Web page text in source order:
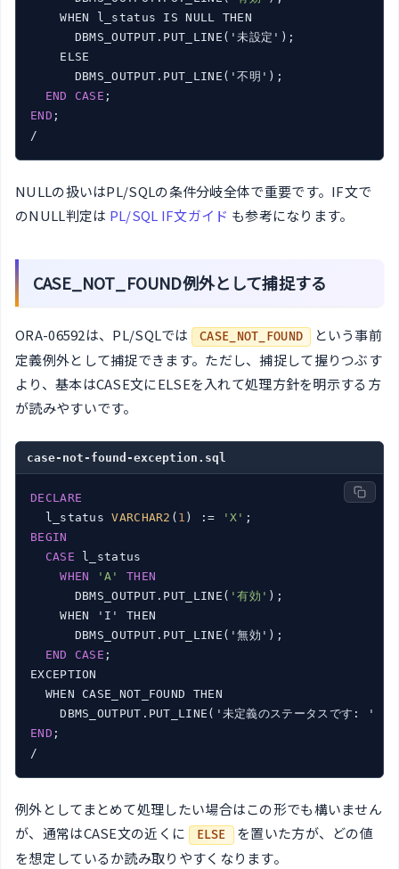
    WHEN l_status IS NULL THEN
      DBMS_OUTPUT.PUT_LINE('未設定');
    ELSE
      DBMS_OUTPUT.PUT_LINE('不明');
END
CASE
END ;
/
NULLの扱いはPL/SQLの条件分岐全体で重要です。IF文で
のNULL判定は PL/SQL IF文ガイド も参考になります。
CASE_NOT_FOUND例外として捕捉する
ORA-06592は、PL/SQLでは CASE_NOT_FOUND
という事前
定義例外として捕捉できます。ただし、捕捉して握りつぶす
より、基本はCASE文にELSEを入れて処理方針を明示する方
が読みやすいです。
case-not-found-exception.sql
DECLARE
  l_status
VARCHAR2 ( 1 ) := 'X'
BEGIN
CASE l_status
WHEN
'A'
THEN
      DBMS_OUTPUT.PUT_LINE(
'有効' );
    WHEN 'I' THEN
      DBMS_OUTPUT.PUT_LINE('無効');
END
CASE ;
EXCEPTION
  WHEN CASE_NOT_FOUND THEN
END ;
/
例外としてまとめて処理したい場合はこの形でも構いません
が、通常はCASE文の近くに
ELSE
を置いた方が、どの値
を想定しているか読み取りやすくなります。